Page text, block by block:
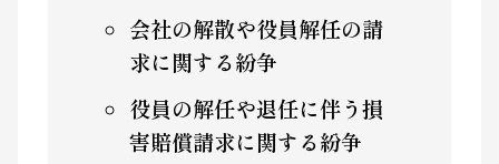
会社の解散や役員解任の請
求に関する紛争
役員の解任や退任に伴う損
害賠償請求に関する紛争